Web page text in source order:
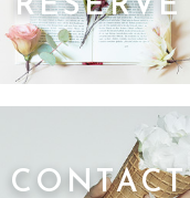
RESERVE
CONTACT